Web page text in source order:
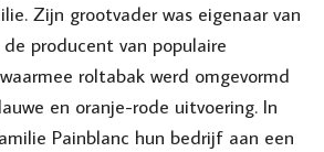
Zijn grootvader was eigenaar van
producent van populaire
roltabak werd omgevormd
en oranje-rode uitvoering. In
Painblanc hun bedrijf aan een